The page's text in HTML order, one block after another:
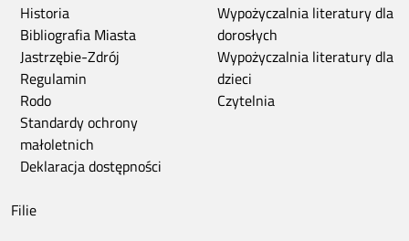
Historia
Bibliografia Miasta
Jastrzębie-Zdrój
Regulamin
Rodo
Standardy ochrony
małoletnich
Deklaracja dostępności
Wypożyczalnia literatury dla
dorosłych
Wypożyczalnia literatury dla
dzieci
Czytelnia
Filie